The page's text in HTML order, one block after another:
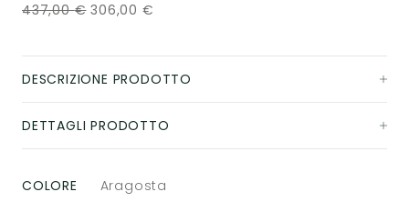
437,00€ 306,00 €
DESCRIZIONE PRODOTTO
DETTAGLI PRODOTTO
COLORE Aragosta